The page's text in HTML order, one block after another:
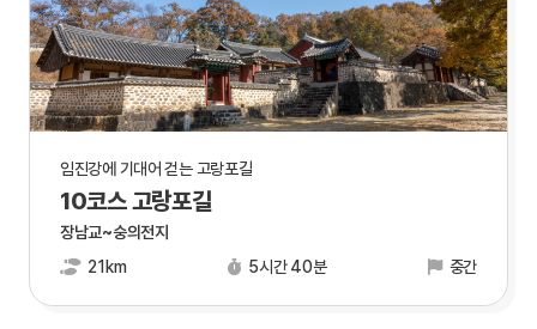
임진강에 기대어 걷는 고랑포길
10코스 고랑포길
장남교~숭의전지
21km
5시간 40분 중간